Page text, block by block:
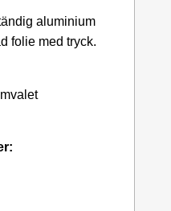
aluminium
folie med tryck.